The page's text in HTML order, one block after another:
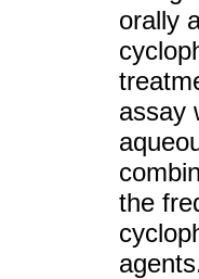
orally
assay
the